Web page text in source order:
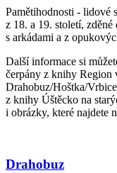
Pamětihodnosti - lidové
z 18. a 19. století,
s arkádami a z
Další informace si
čerpány z knihy
Drahobuz/Hoštka/
z knihy Úštěcko na
i obrázky, které najdete
Drahobuz